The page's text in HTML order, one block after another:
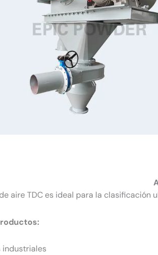
aire TDC es ideal para la clasificación
industriales